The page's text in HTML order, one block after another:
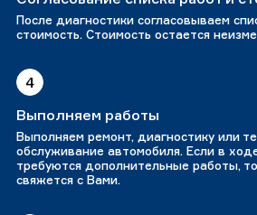
После диагностики согласовываем
стоимость. Стоимость остается
4
Выполняем работы
Выполняем ремонт, диагностику или
обслуживание автомобиля. Если в
требуются дополнительные работы,
свяжется с Вами.